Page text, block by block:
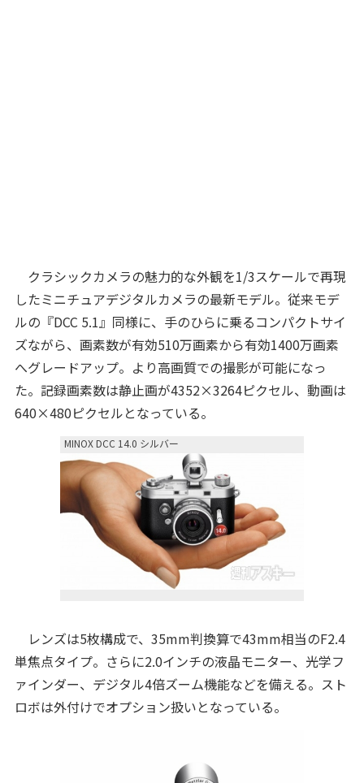
クラシックカメラの魅力的な外観を1/3スケールで再現
したミニチュアデジタルカメラの最新モデル。従来モデ
ルの『DCC 5.1』同様に、手のひらに乗るコンパクトサイ
ズながら、画素数が有効510万画素から有効1400万画素
へグレードアップ。より高画質での撮影が可能になっ
た。記録画素数は静止画が4352×3264ピクセル、動画は
640×480ピクセルとなっている。
MINOX DCC 14.0 シルバー
レンズは5枚構成で、35mm判換算で43mm相当のF2.4
単焦点タイプ。さらに2.0インチの液晶モニター、光学フ
ァインダー、デジタル4倍ズーム機能などを備える。スト
ロボは外付けでオプション扱いとなっている。